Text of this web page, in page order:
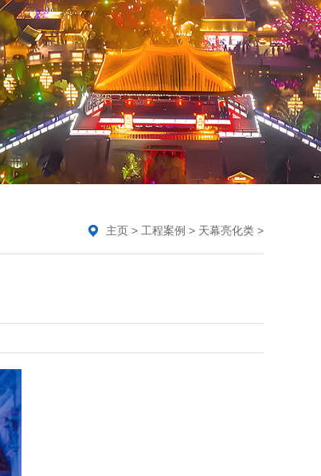
主页 > 工程案例 > 天幕亮化类 >